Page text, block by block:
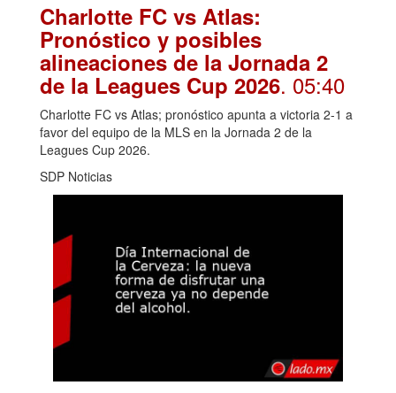
Charlotte FC vs Atlas:
Pronóstico y posibles
alineaciones de la Jornada 2
de la Leagues Cup 2026. 05:40
Charlotte FC vs Atlas; pronóstico apunta a victoria 2-1 a
favor del equipo de la MLS en la Jornada 2 de la
Leagues Cup 2026.
SDP Noticias